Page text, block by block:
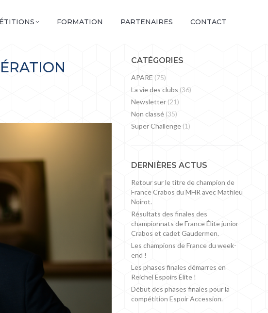
FORMATION PARTENAIRES CONTACT
CATÉGORIES
APARE (75)
La vie des clubs (36)
Newsletter (21)
Non classé (35)
Super Challenge (1)
DERNIÈRES ACTUS
Retour sur le titre de champion de
France Crabos du MHR avec Mathieu
Noirot.
Résultats des finales des
championnats de France Élite junior
Crabos et cadet Gaudermen.
Les champions de France du week-
end !
Les phases finales démarres en
Reichel Espoirs Élite !
Début des phases finales pour la
compétition Espoir Accession.